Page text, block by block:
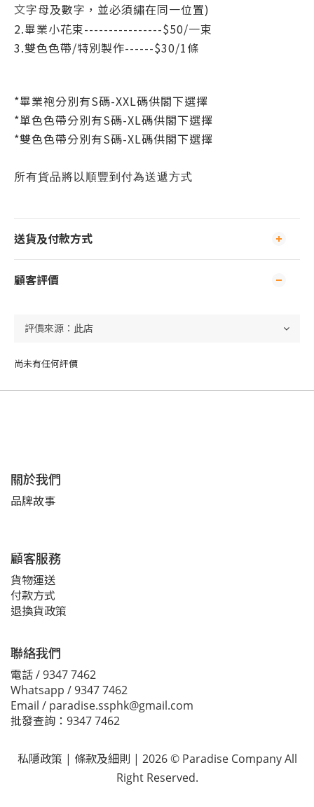
文字母及數字 ，並必須繡在同一位置)
2.畢業小花束----------------$50/一束
3.雙色色帶/特別製作------$30/1條
*畢業袍分別有S碼-XXL碼供閣下選擇
*單色色帶分別有S碼-XL碼供閣下選擇
*雙色色帶分別有S碼-XL碼供閣下選擇
所有貨品將以順豐到付為送遞方式
送貨及付款方式
顧客評價
尚未有任何評價
關於我們
品牌故事
顧客服務
貨物運送
付款方式
退換貨政策
聯絡我們
電話 / 9347 7462
Whatsapp / 9347 7462
Email / paradise.ssphk@gmail.com
批發查詢：9347 7462
私隱政策 | 條款及細則 | 2026 © Paradise Company All
Right Reserved.